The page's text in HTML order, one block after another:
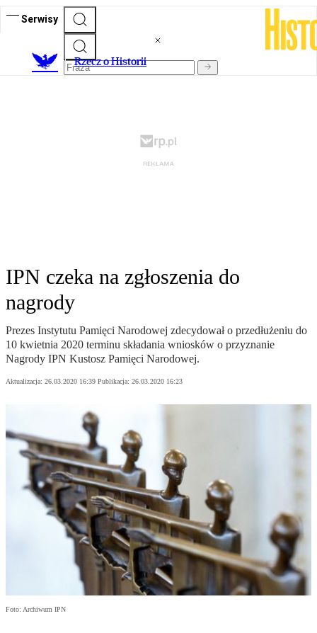
Serwisy
Rzecz o Historii
IPN czeka na zgłoszenia do
nagrody
Prezes Instytutu Pamięci Narodowej zdecydował o przedłużeniu do
10 kwietnia 2020 terminu składania wniosków o przyznanie
Nagrody IPN Kustosz Pamięci Narodowej.
Aktualizacja: 26.03.2020 16:39 Publikacja: 26.03.2020 16:23
Foto: Archiwum IPN